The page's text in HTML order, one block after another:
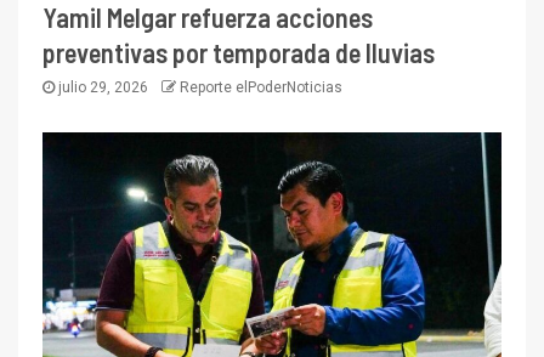
Yamil Melgar refuerza acciones
preventivas por temporada de lluvias
julio 29, 2026 Reporte elPoderNoticias